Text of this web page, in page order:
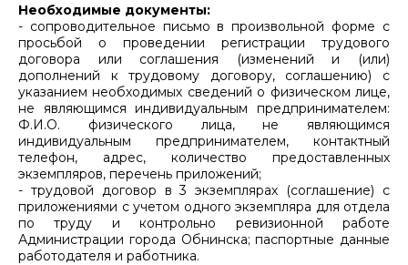
Необходимые документы:
- сопроводительное письмо в произвольной форме с
просьбой о проведении регистрации трудового
договора или соглашения (изменений и (или)
дополнений к трудовому договору, соглашению) с
указанием необходимых сведений о физическом лице,
не являющимся индивидуальным предпринимателем:
Ф.И.О. физического лица, не являющимся
индивидуальным предпринимателем, контактный
телефон, адрес, количество предоставленных
экземпляров, перечень приложений;
- трудовой договор в 3 экземплярах (соглашение) с
приложениями с учетом одного экземпляра для отдела
по труду и контрольно ревизионной работе
Администрации города Обнинска; паспортные данные
работодателя и работника.